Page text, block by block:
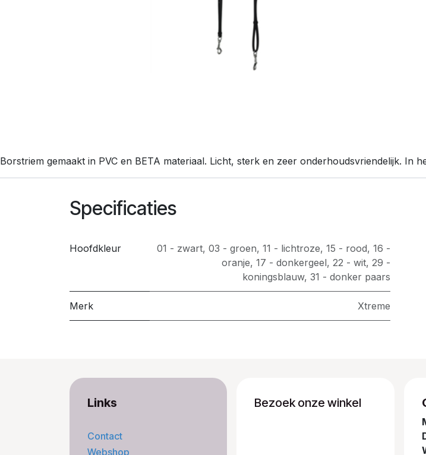
Borstriem gemaakt in PVC en BETA materiaal. Licht, sterk en zeer onderhoudsvriendelijk. In
Specificaties
Hoofdkleur 01 - zwart, 03 - groen, 11 - lichtroze, 15 - rood, 16 -
oranje, 17 - donkergeel, 22 - wit, 29 -
koningsblauw, 31 - donker paars
Merk Xtreme
Links
Contact
Webshop
Bezoek onze winkel